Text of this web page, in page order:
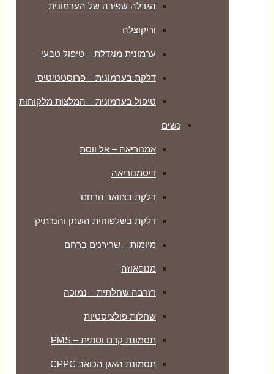
הגדלה שפירה של הערמונית
וריקוצלה
ערמונית מוגדלת – טיפול טבעי
דלקת בערמונית – פרוסטטיטיס
טיפול בערמונית – המלצות מלקוחות
נשים
אמנוריאה – אל ווסת
דיסמנוריאה
דלקת בצוואר הרחם
דלקת בשלפוחית השתן והנרתיק
מיומות – שרירנים ברחם
מנופאוזה
רזרבה שחלתית – נמוכה
שחלות פולציסטיות
תסמונת קדם וסתית – PMS
תסמונת האגן הכואב CPPC